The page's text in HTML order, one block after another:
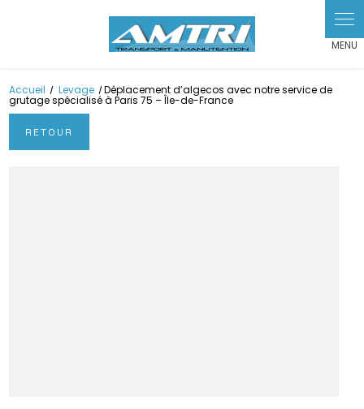
Accueil Levage Déplacement d’algecos avec notre service de
grutage spécialisé à Paris 75 – Île-de-France
RETOUR